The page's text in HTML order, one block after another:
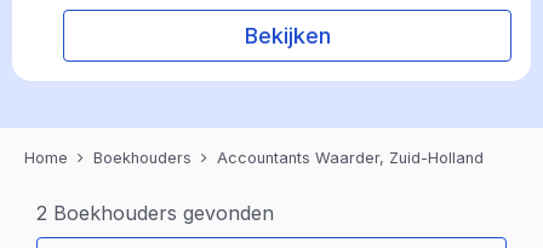
Bekijken
Home Boekhouders Accountants Waarder, Zuid-Holland
2 Boekhouders gevonden